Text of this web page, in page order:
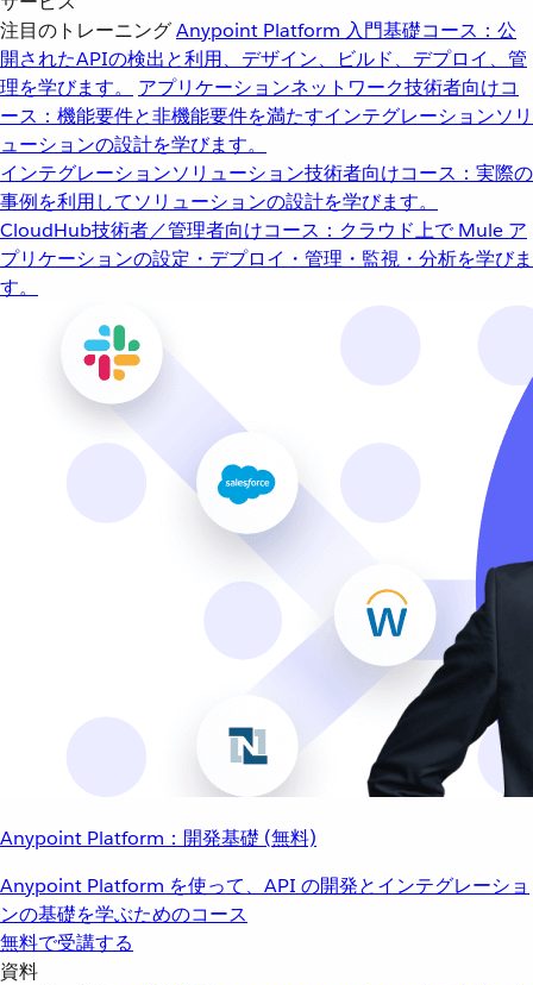
注目のトレーニングAnypoint Platform 入門基礎コース：公
開されたAPIの検出と利用、デザイン、ビルド、デプロイ、管
理を学びます。
アプリケーションネットワーク技術者向けコ
ース：機能要件と非機能要件を満たすインテグレーションソリ
ューションの設計を学びます。
インテグレーションソリューション技術者向けコース：実際の
事例を利用してソリューションの設計を学びます。
CloudHub技術者／管理者向けコース：クラウド上で Mule ア
プリケーションの設定・デプロイ・管理・監視・分析を学びま
す。
Anypoint Platform：開発基礎 (無料)
Anypoint Platform を使って、API の開発とインテグレーショ
ンの基礎を学ぶためのコース
無料で受講する
資料